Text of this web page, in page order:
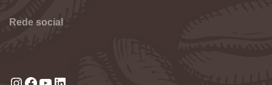
Rede social